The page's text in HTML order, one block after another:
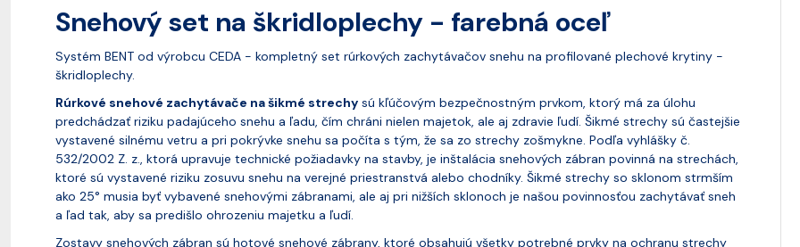
Snehový set na škridloplechy - farebná oceľ
Systém BENT od výrobcu CEDA - kompletný set rúrkových zachytávačov snehu na profilované plechové krytiny -
škridloplechy.
Rúrkové snehové zachytávače na šikmé strechy sú kľúčovým bezpečnostným prvkom, ktorý má za úlohu
predchádzať riziku padajúceho snehu a ľadu, čím chráni nielen majetok, ale aj zdravie ľudí. Šikmé strechy sú častejšie
vystavené silnému vetru a pri pokrývke snehu sa počíta s tým, že sa zo strechy zošmykne. Podľa vyhlášky č.
532/2002 Z. z., ktorá upravuje technické požiadavky na stavby, je inštalácia snehových zábran povinná na strechách,
ktoré sú vystavené riziku zosuvu snehu na verejné priestranstvá alebo chodníky. Šikmé strechy so sklonom strmším
ako 25° musia byť vybavené snehovými zábranami, ale aj pri nižších sklonoch je našou povinnosťou zachytávať sneh
a ľad tak, aby sa predišlo ohrozeniu majetku a ľudí.
Zostavy snehových zábran sú hotové snehové zábrany, ktoré obsahujú všetky potrebné prvky na ochranu strechy